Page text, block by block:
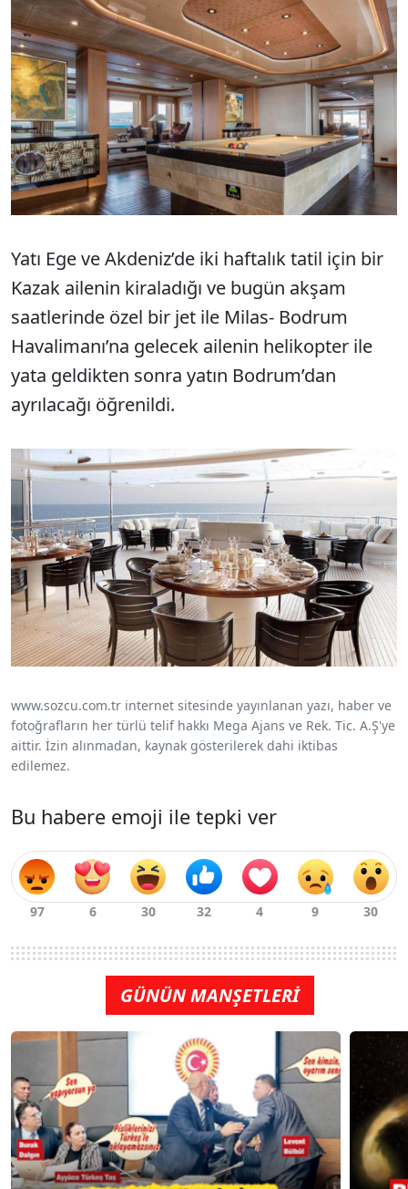
Yatı Ege ve Akdeniz’de iki haftalık tatil için bir
Kazak ailenin kiraladığı ve bugün akşam
saatlerinde özel bir jet ile Milas- Bodrum
Havalimanı’na gelecek ailenin helikopter ile
yata geldikten sonra yatın Bodrum’dan
ayrılacağı öğrenildi.
www.sozcu.com.tr internet sitesinde yayınlanan yazı, haber ve
fotoğrafların her türlü telif hakkı Mega Ajans ve Rek. Tic. A.Ş'ye
aittir. İzin alınmadan, kaynak gösterilerek dahi iktibas
edilemez.
Bu habere emoji ile tepki ver
GÜNÜN MANŞETLERİ